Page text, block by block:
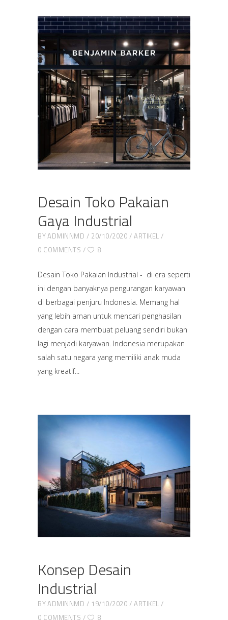
Desain Toko Pakaian
Gaya Industrial
BYADMINNMD 20/10/2020
ARTIKEL
0 COMMENTS
8
Desain Toko Pakaian Industrial - di era seperti
ini dengan banyaknya pengurangan karyawan
di berbagai penjuru Indonesia. Memang hal
yang lebih aman untuk mencari penghasilan
dengan cara membuat peluang sendiri bukan
lagi menjadi karyawan. Indonesia merupakan
salah satu negara yang memiliki anak muda
yang kreatif
Konsep Desain
Industrial
BYADMINNMD 19/10/2020
ARTIKEL
0 COMMENTS
8